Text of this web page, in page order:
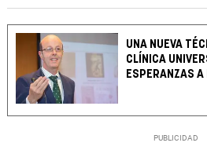
UNA NUEVA
CLÍNICA
ESPERANZAS